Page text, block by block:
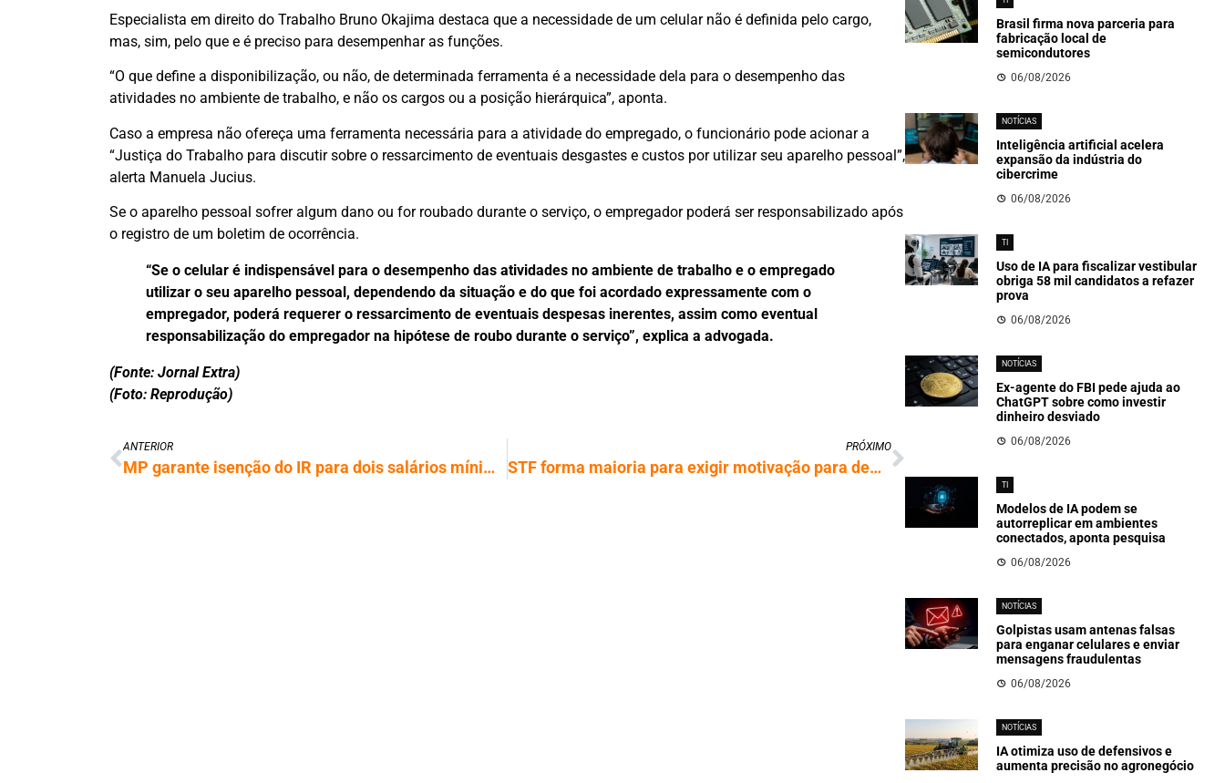
Especialista em direito do Trabalho Bruno Okajima destaca que a necessidade de um celular não é definida pelo cargo,
mas, sim, pelo que e é preciso para desempenhar as funções.
“O que define a disponibilização, ou não, de determinada ferramenta é a necessidade dela para o desempenho das
atividades no ambiente de trabalho, e não os cargos ou a posição hierárquica”, aponta.
Caso a empresa não ofereça uma ferramenta necessária para a atividade do empregado, o funcionário pode acionar a
“Justiça do Trabalho para discutir sobre o ressarcimento de eventuais desgastes e custos por utilizar seu aparelho pessoal”,
alerta Manuela Jucius.
Se o aparelho pessoal sofrer algum dano ou for roubado durante o serviço, o empregador poderá ser responsabilizado após
o registro de um boletim de ocorrência.
“Se o celular é indispensável para o desempenho das atividades no ambiente de trabalho e o empregado
utilizar o seu aparelho pessoal, dependendo da situação e do que foi acordado expressamente com o
empregador, poderá requerer o ressarcimento de eventuais despesas inerentes, assim como eventual
responsabilização do empregador na hipótese de roubo durante o serviço”, explica a advogada.
(Fonte: Jornal Extra)
(Foto: Reprodução)
ANTERIOR
MP garante isenção do IR para dois salários mínimos, mas tabela segue defasada
PRÓXIMO
STF forma maioria para exigir motivação para demissão em estatais
Brasil firma nova parceria para
fabricação local de
semicondutores
06/08/2026
NOTÍCIAS
Inteligência artificial acelera
expansão da indústria do
cibercrime
06/08/2026
TI
Uso de IA para fiscalizar vestibular
obriga 58 mil candidatos a refazer
prova
06/08/2026
NOTÍCIAS
Ex-agente do FBI pede ajuda ao
ChatGPT sobre como investir
dinheiro desviado
06/08/2026
TI
Modelos de IA podem se
autorreplicar em ambientes
conectados, aponta pesquisa
06/08/2026
NOTÍCIAS
Golpistas usam antenas falsas
para enganar celulares e enviar
mensagens fraudulentas
06/08/2026
NOTÍCIAS
IA otimiza uso de defensivos e
aumenta precisão no agronegócio